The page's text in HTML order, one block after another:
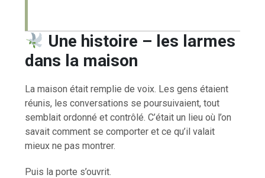
Une histoire – les larmes
dans la maison
La maison était remplie de voix. Les gens étaient
réunis, les conversations se poursuivaient, tout
semblait ordonné et contrôlé. C’était un lieu où l’on
savait comment se comporter et ce qu’il valait
mieux ne pas montrer.
Puis la porte s’ouvrit.